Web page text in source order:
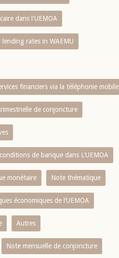
dans l'UEMOA
rates in WAEMU
financiers via la téléphonie mobile
de conjoncture
de banque dans L‘UEMOA
monétaire Note thématique
économiques de l‘UEMOA
Autres
Note mensuelle de conjoncture